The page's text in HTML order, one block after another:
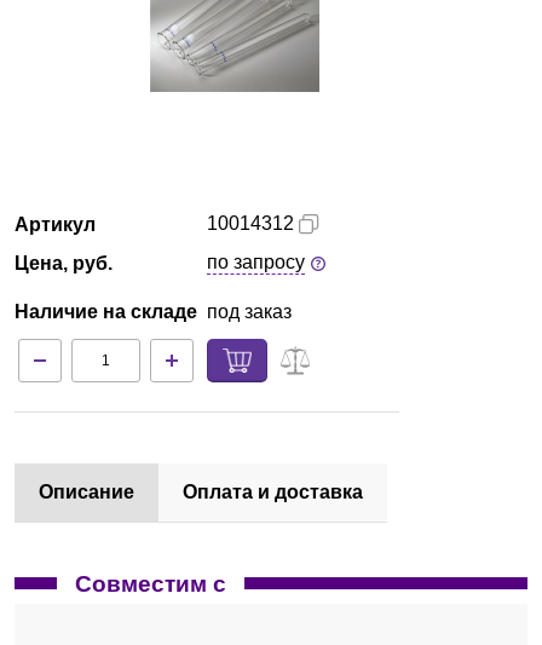
Партнеры
Артикул
Цена, руб.
Наличие на складе
10014312
по запросу
под заказ
Описание Оплата и доставка
Совместим с